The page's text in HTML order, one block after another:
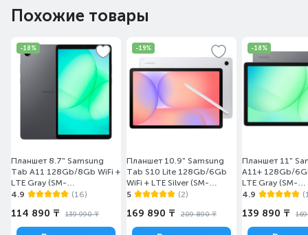
Похожие товары
-18%
Планшет 8.7" Samsung
Tab A11 128Gb/8Gb WiFi +
LTE Gray (SM-
X135FZAESKZ)
4.9 (16)
114 890 ₸ 139 990 ₸
-19%
Планшет 10.9" Samsung
Tab S10 Lite 128Gb/6Gb
WiFi + LTE Silver (SM-
X406BZSASKZ)
5 (2)
169 890 ₸ 209 890 ₸
-18%
Планшет 11"
A11+ 128Gb/
LTE Gray (SM-
X236BZAASKZ)
4.9
139 890 ₸